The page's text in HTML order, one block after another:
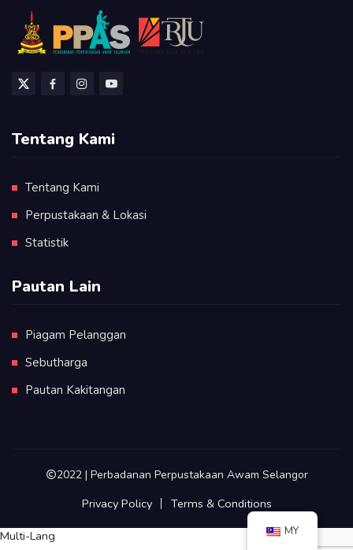
Kampung Tebuk Pulai
Sabak Bernam, Selangor, 45200
019-297 0606
09:00 - 18:00
Perpustakaan Cawangan Kajang, No 13 Jalan Metro Avenue
1,, Metro Avenue,
03-87330688
09:00 - 18:00
Directions
Jalan Pekeliling, Kawasan 13
09:00 - 18:00
Tentang Kami
Tentang Kami
Perpustakaan & Lokasi
Statistik
Pautan Lain
Piagam Pelanggan
Sebutharga
Pautan Kakitangan
2022 | Perbadanan Perpustakaan Awam Selangor
Privacy Policy Terms & Conditions
MY
Multi-Lang